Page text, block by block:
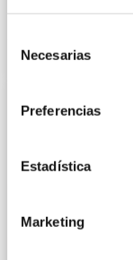
Necesarias
Preferencias
Estadística
Marketing
15 enero, 2026